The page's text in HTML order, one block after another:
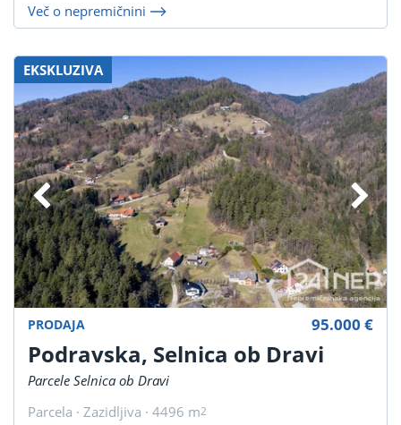
Več o nepremičnini
EKSKLUZIVA
PRODAJA
Podravska, Selnica ob Dravi
Parcele Selnica ob Dravi
Parcela · Zazidljiva · 4496 m2
95.000 €